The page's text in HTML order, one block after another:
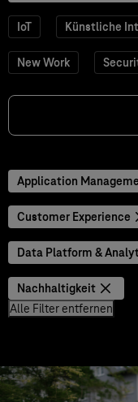
IoT Künstliche
New Work
Application
Customer Experience
Data Platform &
Nachhaltigkeit
Alle Filter entfernen